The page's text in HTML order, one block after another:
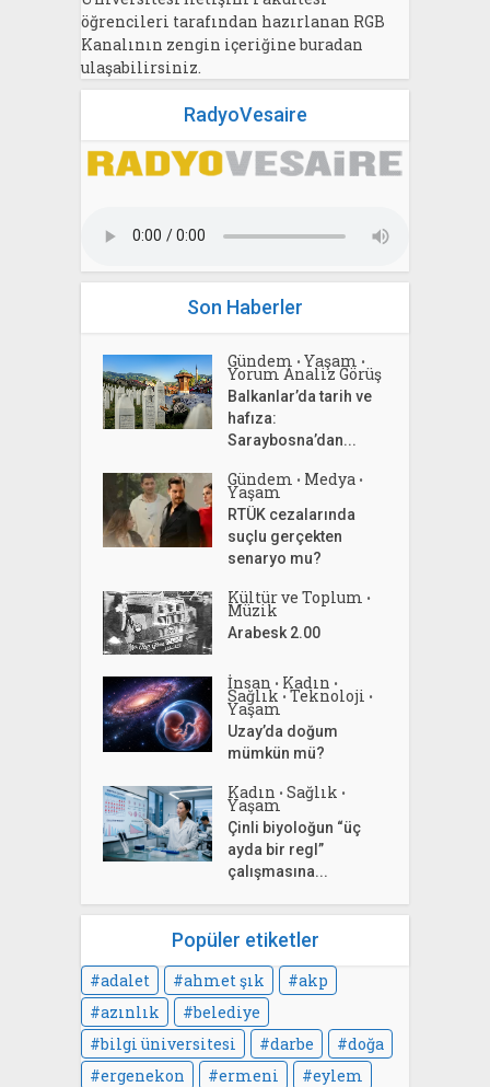
öğrencileri tarafından hazırlanan RGB
Kanalının zengin içeriğine buradan
ulaşabilirsiniz.
RadyoVesaire
Son Haberler
Gündem • Yaşam •
Yorum Analiz Görüş
Balkanlar’da tarih ve
hafıza:
Saraybosna’dan...
Gündem • Medya •
Yaşam
RTÜK cezalarında
suçlu gerçekten
senaryo mu?
Kültür ve Toplum •
Müzik
Arabesk 2.00
İnsan • Kadın •
Sağlık • Teknoloji •
Yaşam
Uzay’da doğum
mümkün mü?
Kadın • Sağlık •
Yaşam
Çinli biyoloğun “üç
ayda bir regl”
çalışmasına...
Popüler etiketler
adalet ahmet şık
akp
azınlık
belediye
bilgi üniversitesi
darbe
doğa
ergenekon
ermeni
eylem